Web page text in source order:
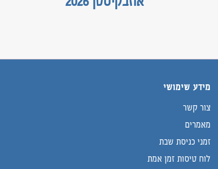
מידע שימושי
צור קשר
מאמרים
זמני כניסת שבת
לוח טיסות זמן אמת